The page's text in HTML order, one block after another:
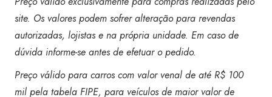
site. Os valores podem sofrer alteração para revendas
autorizadas, lojistas e na própria unidade. Em caso de
dúvida informe-se antes de efetuar o pedido.
Preço válido para carros com valor venal de até R$ 100
mil pela tabela FIPE, para veículos de maior valor de